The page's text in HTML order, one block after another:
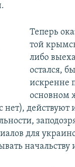
Теперь
той
либо
остался,
искренне
основном
нет), действуют
для